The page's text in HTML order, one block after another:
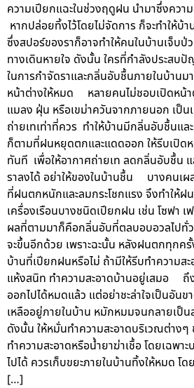
ความเปียกแฉะในช่วงฤดูฝน นำมาซึ่งควา
หากปล่อยทิ้งไว้โดยไม่จัดการ ก็จะทำให้บ้
ซึ่งสปอร์ของราก็อาจทำให้คนในบ้านเจ็บป่
ทางเดินหายใจ ดังนั้น ใครที่กำลังประสบ
ในการกำจัดราและกลิ่นอับชื้นภายในบ้านม
หน้าต่างให้หมด หลายคนไม่ชอบเปิดหน้า
แมลง ฝุ่น หรือเขม่าควันจากภายนอก เป็น
ถ่ายเทเท่าที่ควร ทำให้บ้านมีกลิ่นอับชื้นและ
ก็ตามที่ฝนหยุดตกและแดดออก ให้รีบเปิด
ทันที เพื่อให้อากาศถ่ายเท ลดกลิ่นอับชื้น
ราลงได้ อย่าให้ของในบ้านชื้น บางคนเผ
ที่ฝนตกหนักและลมกระโชกแรง จึงทำให้ฝน
เครื่องเรือนบางชนิดเปียกฝน เช่น โซฟา เ
ผลที่ตามมาก็คือกลิ่นอับที่ตลบอบอวลไปทั่ว
จะขึ้นอีกด้วย เพราะฉะนั้น หลังฝนตกทุกครั้
บ้านที่เปียกฝนหรือไม่ ถ้ามีให้รีบทำความส
แห้งสนิท ทำความสะอาดบ้านอยู่เสมอ ถึ
ออกไปได้หมดแล้ว แต่อย่าชะล่าใจเป็นอันข
เหลืออยู่ภายในบ้าน หมักหมมจนกลายเป็น
ดังนั้น ให้หมั่นทำความสะอาดบริเวณต่างๆ
ทำความสะอาดหรือน้ำยาฆ่าเชื้อ โดยเฉพา
ไปได้ ควรเก็บขยะภายในบ้านทิ้งให้หมด โ
[…]